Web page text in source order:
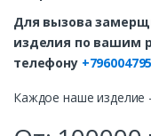
Для вызова
изделия по вашим
телефону
Каждое наше изделие